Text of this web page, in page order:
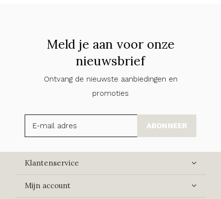
Meld je aan voor onze
nieuwsbrief
Ontvang de nieuwste aanbiedingen en
promoties
ABONNEER
Klantenservice
Mijn account